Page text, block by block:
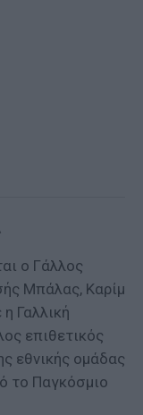
ο Γάλλος
Μπάλας, Καρίμ
Γαλλική
επιθετικός
εθνικής ομάδας
το Παγκόσμιο